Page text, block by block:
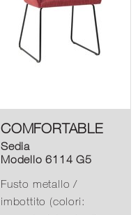
COMFORTABLE
Sedia
Modello 6114 G5
Fusto metallo /
imbottito (colori: